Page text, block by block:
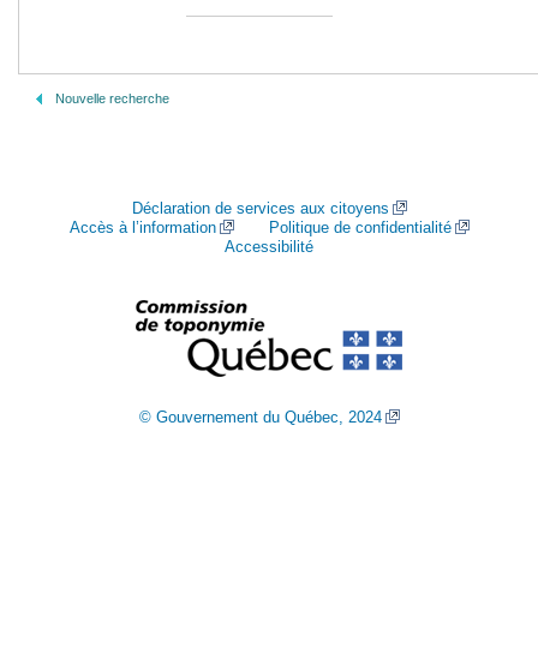
Nouvelle recherche
Déclaration de services aux citoyens
Accès à l’information
Politique de confidentialité
Accessibilité
© Gouvernement du Québec, 2024